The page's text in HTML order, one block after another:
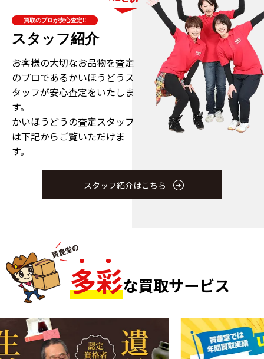
買取のプロが安心査定!!
スタッフ紹介
お客様の大切なお品物を査定
のプロであるかいほうどうス
タッフが安心査定をいたしま
す。
かいほうどうの査定スタッフ
は下記からご覧いただけま
す。
スタッフ紹介はこちら
多彩な買取サービス